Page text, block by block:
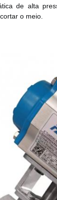
de alta
o meio.